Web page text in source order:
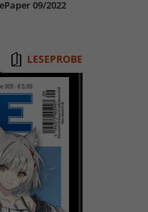
09/2022
LESEPROBE